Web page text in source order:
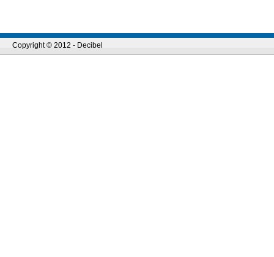
Copyright © 2012 - Decibel